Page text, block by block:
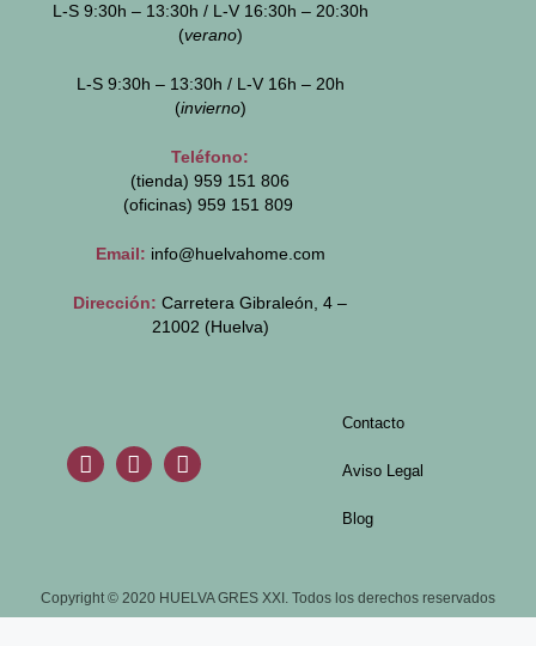
L-S 9:30h – 13:30h / L-V 16:30h – 20:30h
(verano)
L-S 9:30h – 13:30h / L-V 16h – 20h
(invierno)
Teléfono:
(tienda) 959 151 806
(oficinas) 959 151 809
Email: info@huelvahome.com
Dirección: Carretera Gibraleón, 4 –
21002 (Huelva)
Contacto
Aviso Legal
Blog
Copyright © 2020 HUELVA GRES XXI. Todos los derechos reservados